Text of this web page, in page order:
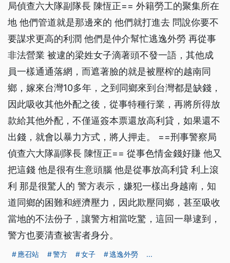
局偵查六大隊副隊長 陳恆正== 外籍勞工的聚集所在
地 他們管道就是那邊來的 他們就打進去 問說你要不
要謀求更高的利潤 他們是仲介幫忙逃逸外勞 再從事
非法營業 被逮的梁姓女子滴著頭不發一語，其他成
員一樣通通落網，而遮著臉的就是被壓榨的越南同
鄉，嫁來台灣10多年，之到同鄉來到台灣都是缺錢，
因此吸收其他外配之後，從事特種行業，再將所得放
款給其他外配，不僅逼簽本票還放高利貸，如果還不
出錢，就會以暴力方式，將人押走。 ==刑事警察局
偵查六大隊副隊長 陳恆正== 從事色情金錢好賺 他又
把這錢 他是很有生意頭腦 他是從事放高利貸 利上滾
利 那是很驚人的 警方表示，嫌犯一樣出身越南，知
道同鄉的困難和經濟壓力，因此欺壓同鄉，甚至吸收
當地的不法份子，讓警方相當吃驚，這回一舉逮到，
警方也要清查被害者身分。
應召站 警方 女子 逃逸外勞 ...